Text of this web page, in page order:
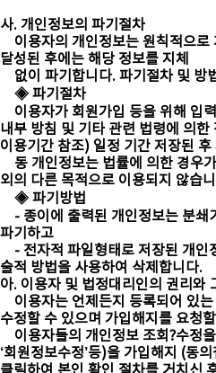
사. 개인정보의 파기절차
이용자의 개인정보는 원칙적으로
달성된 후에는 해당 정보를 지체
없이 파기합니다. 파기절차 및 방
◈ 파기절차
이용자가 회원가입 등을 위해 입
내부 방침 및 기타 관련 법령에 의
이용기간 참조) 일정 기간 저장된
동 개인정보는 법률에 의한 경우
외의 다른 목적으로 이용되지 않습
◈ 파기방법
- 종이에 출력된 개인정보는 분쇄
파기하고
- 전자적 파일형태로 저장된 개인
술적 방법을 사용하여 삭제합니다.
아. 이용자 및 법정대리인의 권리와
이용자는 언제든지 등록되어 있
수정할 수 있으며 가입해지를 요청
이용자들의 개인정보 조회?수정
‘회원정보수정’등)을 가입해지 (동